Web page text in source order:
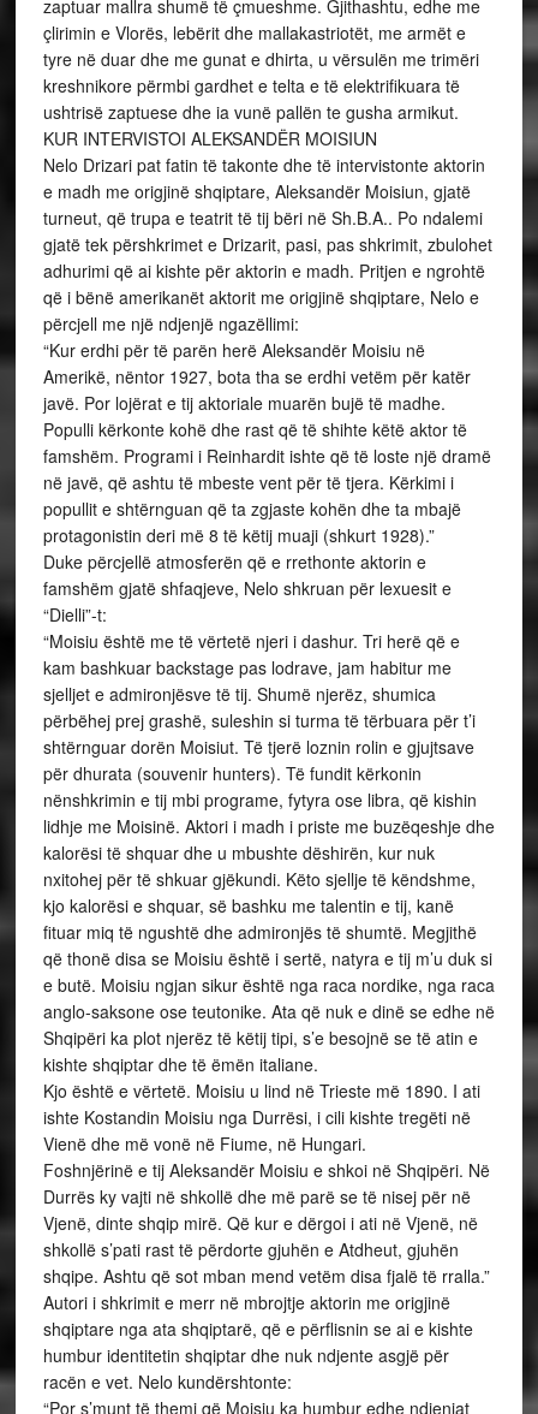
zaptuar mallra shumë të çmueshme. Gjithashtu, edhe me
çlirimin e Vlorës, lebërit dhe mallakastriotët, me armët e
tyre në duar dhe me gunat e dhirta, u vërsulën me trimëri
kreshnikore përmbi gardhet e telta e të elektrifikuara të
ushtrisë zaptuese dhe ia vunë pallën te gusha armikut.
KUR INTERVISTOI ALEKSANDËR MOISIUN
Nelo Drizari pat fatin të takonte dhe të intervistonte aktorin
e madh me origjinë shqiptare, Aleksandër Moisiun, gjatë
turneut, që trupa e teatrit të tij bëri në Sh.B.A.. Po ndalemi
gjatë tek përshkrimet e Drizarit, pasi, pas shkrimit, zbulohet
adhurimi që ai kishte për aktorin e madh. Pritjen e ngrohtë
që i bënë amerikanët aktorit me origjinë shqiptare, Nelo e
përcjell me një ndjenjë ngazëllimi:
“Kur erdhi për të parën herë Aleksandër Moisiu në
Amerikë, nëntor 1927, bota tha se erdhi vetëm për katër
javë. Por lojërat e tij aktoriale muarën bujë të madhe.
Populli kërkonte kohë dhe rast që të shihte këtë aktor të
famshëm. Programi i Reinhardit ishte që të loste një dramë
në javë, që ashtu të mbeste vent për të tjera. Kërkimi i
popullit e shtërnguan që ta zgjaste kohën dhe ta mbajë
protagonistin deri më 8 të këtij muaji (shkurt 1928).”
Duke përcjellë atmosferën që e rrethonte aktorin e
famshëm gjatë shfaqjeve, Nelo shkruan për lexuesit e
“Dielli”-t:
“Moisiu është me të vërtetë njeri i dashur. Tri herë që e
kam bashkuar backstage pas lodrave, jam habitur me
sjelljet e admironjësve të tij. Shumë njerëz, shumica
përbëhej prej grashë, suleshin si turma të tërbuara për t’i
shtërnguar dorën Moisiut. Të tjerë loznin rolin e gjujtsave
për dhurata (souvenir hunters). Të fundit kërkonin
nënshkrimin e tij mbi programe, fytyra ose libra, që kishin
lidhje me Moisinë. Aktori i madh i priste me buzëqeshje dhe
kalorësi të shquar dhe u mbushte dëshirën, kur nuk
nxitohej për të shkuar gjëkundi. Këto sjellje të këndshme,
kjo kalorësi e shquar, së bashku me talentin e tij, kanë
fituar miq të ngushtë dhe admironjës të shumtë. Megjithë
që thonë disa se Moisiu është i sertë, natyra e tij m’u duk si
e butë. Moisiu ngjan sikur është nga raca nordike, nga raca
anglo-saksone ose teutonike. Ata që nuk e dinë se edhe në
Shqipëri ka plot njerëz të këtij tipi, s’e besojnë se të atin e
kishte shqiptar dhe të ëmën italiane.
Kjo është e vërtetë. Moisiu u lind në Trieste më 1890. I ati
ishte Kostandin Moisiu nga Durrësi, i cili kishte tregëti në
Vienë dhe më vonë në Fiume, në Hungari.
Foshnjërinë e tij Aleksandër Moisiu e shkoi në Shqipëri. Në
Durrës ky vajti në shkollë dhe më parë se të nisej për në
Vjenë, dinte shqip mirë. Që kur e dërgoi i ati në Vjenë, në
shkollë s’pati rast të përdorte gjuhën e Atdheut, gjuhën
shqipe. Ashtu që sot mban mend vetëm disa fjalë të rralla.”
Autori i shkrimit e merr në mbrojtje aktorin me origjinë
shqiptare nga ata shqiptarë, që e përflisnin se ai e kishte
humbur identitetin shqiptar dhe nuk ndjente asgjë për
racën e vet. Nelo kundërshtonte:
“Por s’munt të themi që Moisiu ka humbur edhe ndjenjat